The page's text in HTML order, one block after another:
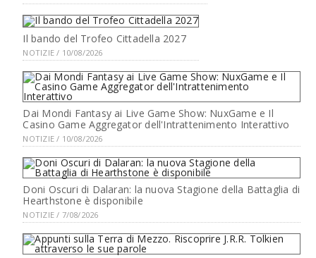
Il bando del Trofeo Cittadella 2027
NOTIZIE / 10/08/2026
Dai Mondi Fantasy ai Live Game Show: NuxGame e Il
Casino Game Aggregator dell'Intrattenimento Interattivo
NOTIZIE / 10/08/2026
Doni Oscuri di Dalaran: la nuova Stagione della Battaglia di
Hearthstone è disponibile
NOTIZIE / 7/08/2026